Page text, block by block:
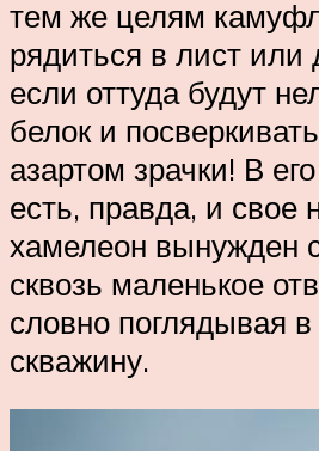
тем же целям
рядиться в лист или
если оттуда будут
белок и
азартом зрачки! В
есть, правда, и свое
хамелеон вынужден
сквозь маленькое
словно поглядывая
скважину.